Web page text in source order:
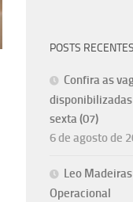
POSTS RECENTES
Confira as
sexta (07)
6 de agosto de
Leo
Operacional